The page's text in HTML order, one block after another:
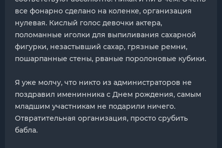
все фонарно сделано на коленке, организация
нулевая. Кислый голос девочки актера,
поломанные иголки для выпиливания сахарной
фигурки, незастывший сахар, грязные ремни,
пошарпанные стены, рваные поролоновые кубики.
Я уже молчу, что никто из администраторов не
поздравил именинника с Днем рождения, самым
младшим участникам не подарили ничего.
Отвратительная организация, просто срубить
бабла.